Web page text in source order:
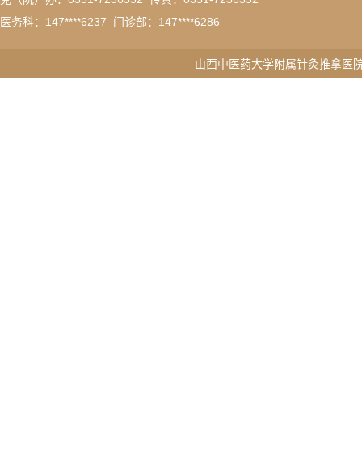
医务科： 147****6237 门诊部：147****6286
山西中医药大学附属针灸推拿医